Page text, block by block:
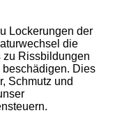
Lockerungen der
die
zu Rissbildungen
Dies
Schmutz und